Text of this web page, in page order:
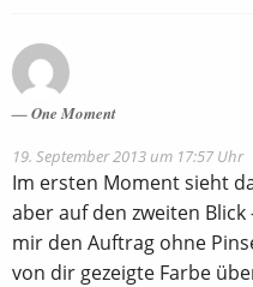
One Moment
19. September 2013 um 17:57 Uhr
Im ersten Moment sieht
aber auf den zweiten Blick
mir den Auftrag ohne
von dir gezeigte Farbe